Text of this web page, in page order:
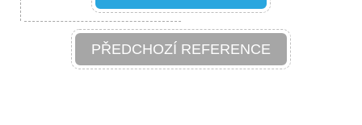
PŘEDCHOZÍ REFERENCE